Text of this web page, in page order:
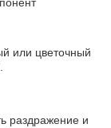
или цветочный
раздражение и